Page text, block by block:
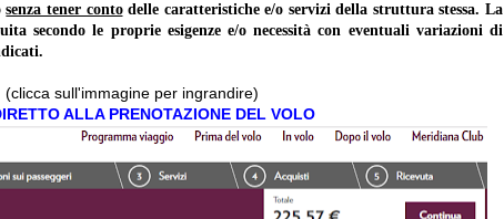
senza tener contodelle caratteristiche e/o servizi della struttura stessa. La
secondo le proprie esigenze e/o necessità con eventuali variazioni di
(clicca sull'immagine per ingrandire)
ALLA PRENOTAZIONE DEL VOLO